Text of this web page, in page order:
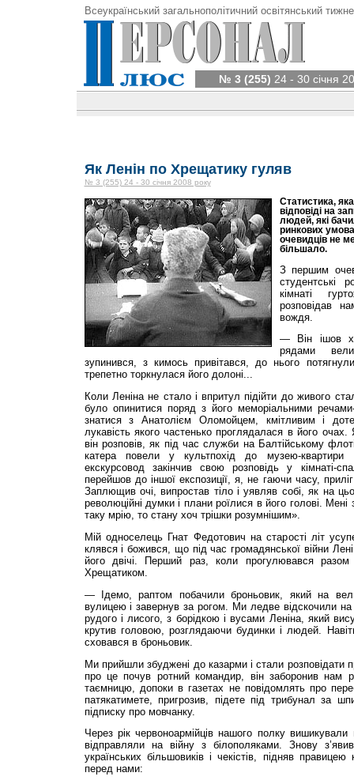
Всеукраїнський загальнополітичний освітянський
№ 3 (255) 24 - 30 січня
Як Ленін по Хрещатику гуляв
№ 3 (255) 24 - 30 січня 2008 року
Статистика,
відповіді на
людей, які
ринкових
очевидців не
більшало.
З першим
студентські
кімнаті
розповідав
вождя.
— Він ішов
рядами
зупинився, з кимось привітався, до нього
трепетно торкнулася його долоні...
Коли Леніна не стало і впритул підійти до живого
було опинитися поряд з його меморіальними
знатися з Анатолієм Оломойцем, кмітливим і
лукавість якого частенько проглядалася в його
він розповів, як під час служби на Балтійському
катера повели у культпохід до музею-квартири
екскурсовод закінчив свою розповідь у кімнаті-
перейшов до іншої експозиції, я, не гаючи часу,
Заплющив очі, випростав тіло і уявляв собі, як на
революційні думки і плани роїлися в його голові.
таку мрію, то стану хоч трішки розумнішим».
Мій односелець Гнат Федотович на старості літ
клявся і божився, що під час громадянської війни
його двічі. Перший раз, коли прогулювався разом
Хрещатиком.
— Ідемо, раптом побачили броньовик, який на
вулицею і завернув за рогом. Ми ледве відскочили на
рудого і лисого, з борідкою і вусами Леніна, який
крутив головою, розглядаючи будинки і людей.
сховався в броньовик.
Ми прийшли збуджені до казарми і стали розповідати
про це почув ротний командир, він заборонив нам
таємницю, допоки в газетах не повідомлять про
патякатимете, пригрозив, підете під трибунал за
підписку про мовчанку.
Через рік червоноармійців нашого полку вишикували
відправляли на війну з білополяками. Знову
українських біль­шовиків і чекістів, підняв
перед нами: